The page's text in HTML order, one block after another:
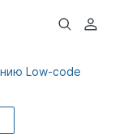
Low-code